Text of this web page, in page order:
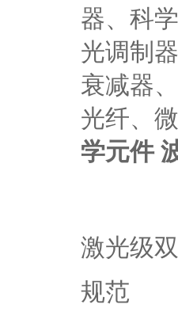
器、科
光调制
衰减器
光纤、
学元件
激光级
规范